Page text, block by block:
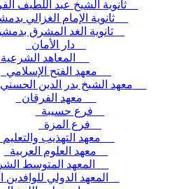
ثانوية الإمام الغزالي بدمشق